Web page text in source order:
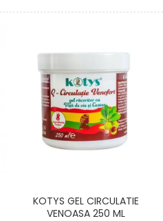
KOTYS GEL CIRCULATIE
VENOASA 250 ML